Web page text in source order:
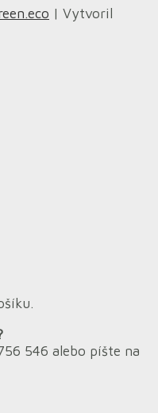
| Vytvoril
546 alebo píšte na